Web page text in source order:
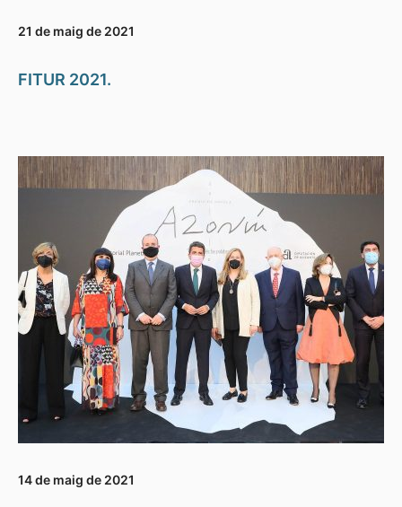
21 de maig de 2021
FITUR 2021.
14 de maig de 2021